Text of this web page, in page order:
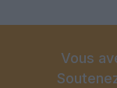
Vous